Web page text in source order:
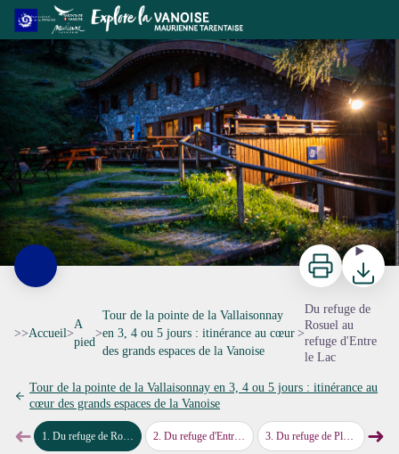
Du refuge de Rosuel au refuge d'Entre le Lac
Voir l'image en plein écran
Imprimer
>>Accueil>
A
pied
>
Tour de la pointe de la Vallaisonnay
en 3, 4 ou 5 jours : itinérance au cœur
des grands espaces de la Vanoise
>
Du refuge de
Rosuel au
refuge d'Entre
le Lac
Tour de la pointe de la Vallaisonnay en 3, 4 ou 5 jours : itinérance au
cœur des grands espaces de la Vanoise
➜Étape précédente
1. Du refuge de Rosuel au refuge d'Entre le Lac 2.Du refuge d'Entre le Lac au refuge de Plaisance 3. Du refuge de Plaisance au refuge de la Glière 4.
➜